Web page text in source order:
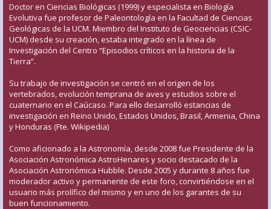
Doctor en Ciencias Biológicas (1999) y especialista en Biología
Evolutiva fue profesor de Paleontología en la Facultad de Ciencias
Geológicas de la UCM. Miembro del Instituto de Geociencias (CSIC-
UCM) desde su creación, estaba integrado en la línea de
Investigación del Centro “Episodios críticos en la historia de la
Tierra”.
Su trabajo de investigación se centró en el origen de los
vertebrados, evolución temprana de aves y estudios sobre el
cuaternario en el Caúcaso. Para ello desarrolló estancias de
investigación en Reino Unido, Estados Unidos, Brasil, Armenia, China
y Honduras (Fte. Wikipedia)
Como aficionado a la Astronomía, desde 2008 fue Presidente de la
Asociación Astronómica AstroHenares y socio destacado de la
Asociación Astronómica Hubble. Desde 2005 y durante 8 años fue
moderador activo y permanente de este foro, convirtiéndose en el
usuario más prolífico del mismo y en uno de los garantes de su
buen funcionamiento.